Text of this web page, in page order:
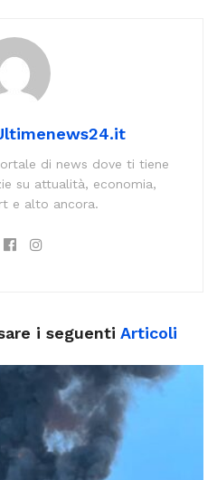
di news dove ti tiene
su attualità, economia,
e alto ancora.
i seguenti Articoli